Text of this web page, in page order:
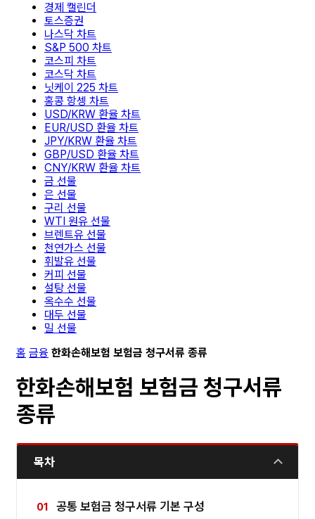
경제 캘린더
토스증권
나스닥 차트
S&P 500 차트
코스피 차트
코스닥 차트
닛케이 225 차트
홍콩 항셍 차트
USD/KRW 환율 차트
EUR/USD 환율 차트
JPY/KRW 환율 차트
GBP/USD 환율 차트
CNY/KRW 환율 차트
금 선물
은 선물
구리 선물
WTI 원유 선물
브렌트유 선물
천연가스 선물
휘발유 선물
커피 선물
설탕 선물
옥수수 선물
대두 선물
밀 선물
홈 금융 한화손해보험 보험금 청구서류 종류
한화손해보험 보험금 청구서류
종류
목차
공통 보험금 청구서류 기본 구성